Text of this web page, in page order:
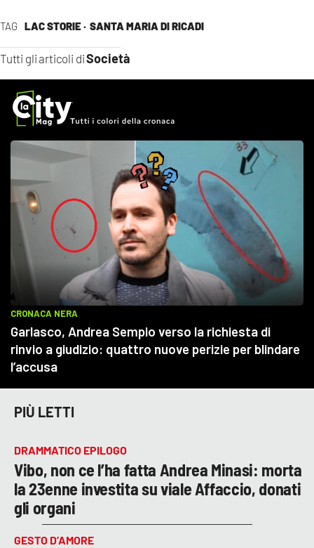
TAG LAC STORIE · SANTA MARIA DI RICADI
Tutti gli articoli diSocietà
PIÙ LETTI
DRAMMATICO EPILOGO
Vibo, non ce l’ha fatta Andrea Minasi: morta
la 23enne investita su viale Affaccio, donati
gli organi
GESTO D’AMORE